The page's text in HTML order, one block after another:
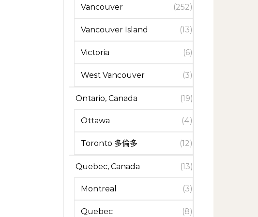
Vancouver (252)
Vancouver Island (13)
Victoria (6)
West Vancouver (3)
Ontario, Canada (19)
Ottawa (4)
Toronto 多倫多 (12)
Quebec, Canada (13)
Montreal (3)
Quebec (8)